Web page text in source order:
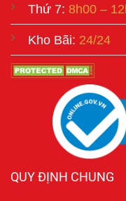
Thứ 7: 8h00 –
Kho Bãi: 24/24
QUY ĐỊNH CHUNG